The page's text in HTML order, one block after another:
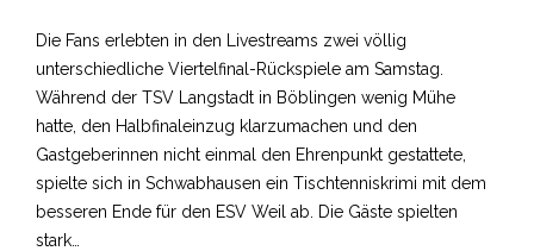
Die Fans erlebten in den Livestreams zwei völlig
unterschiedliche Viertelfinal-Rückspiele am Samstag.
Während der TSV Langstadt in Böblingen wenig Mühe
hatte, den Halbfinaleinzug klarzumachen und den
Gastgeberinnen nicht einmal den Ehrenpunkt gestattete,
spielte sich in Schwabhausen ein Tischtenniskrimi mit dem
besseren Ende für den ESV Weil ab. Die Gäste spielten
stark…